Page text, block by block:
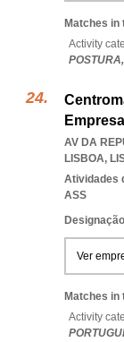
Matches in
Activity
POSTURA,
AV DA
LISBOA,
Atividades
ASS
Ver
Matches in
Activity